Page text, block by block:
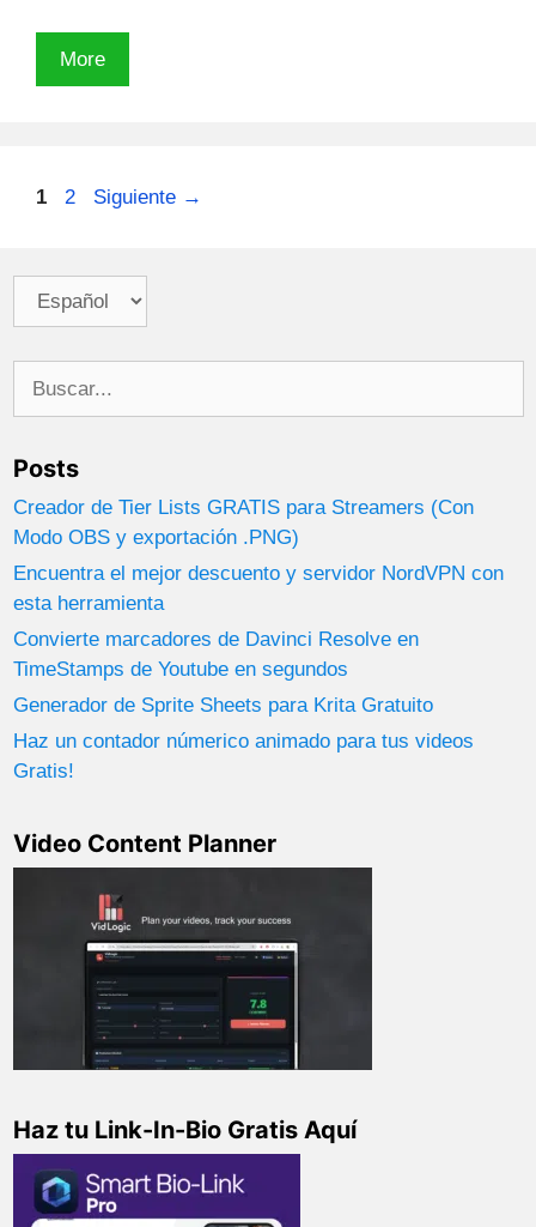
More🥇
Precio
y
Navegación
Página
1 Página
2 Siguiente →
Elegir
Posts
Creador de Tier Lists GRATIS para Streamers (Con
Modo OBS y exportación .PNG)
Encuentra el mejor descuento y servidor NordVPN con
esta herramienta
Convierte marcadores de Davinci Resolve en
TimeStamps de Youtube en segundos
Generador de Sprite Sheets para Krita Gratuito
Haz un contador númerico animado para tus videos
Gratis!
Video Content Planner
Haz tu Link-In-Bio Gratis Aquí